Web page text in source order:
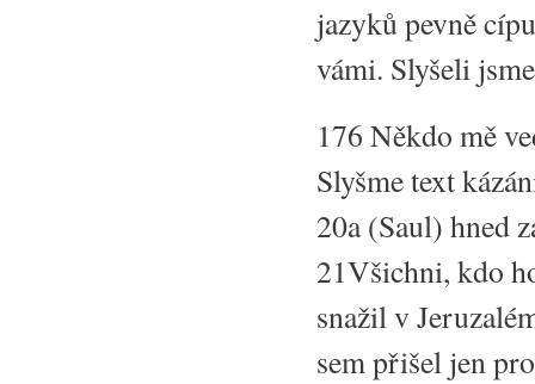
jazyků pevně
vámi. Slyšeli
176 Někdo mě
Slyšme text
20a (Saul) hned
21Všichni, kdo
snažil v
sem přišel jen